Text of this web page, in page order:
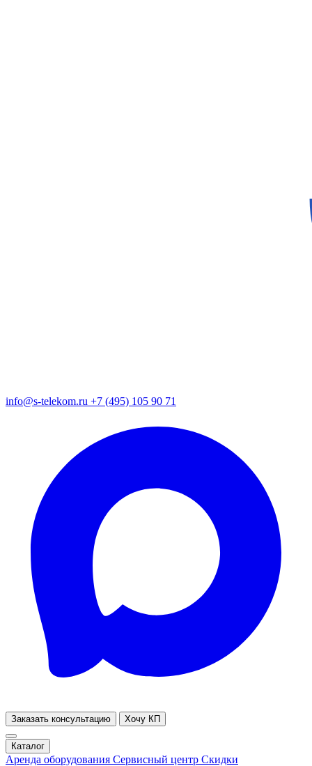
info@s-telekom.ru +7 (495) 105 90 71
Заказать консультацию Хочу КП
Каталог
Аренда оборудования Сервисный центр Скидки